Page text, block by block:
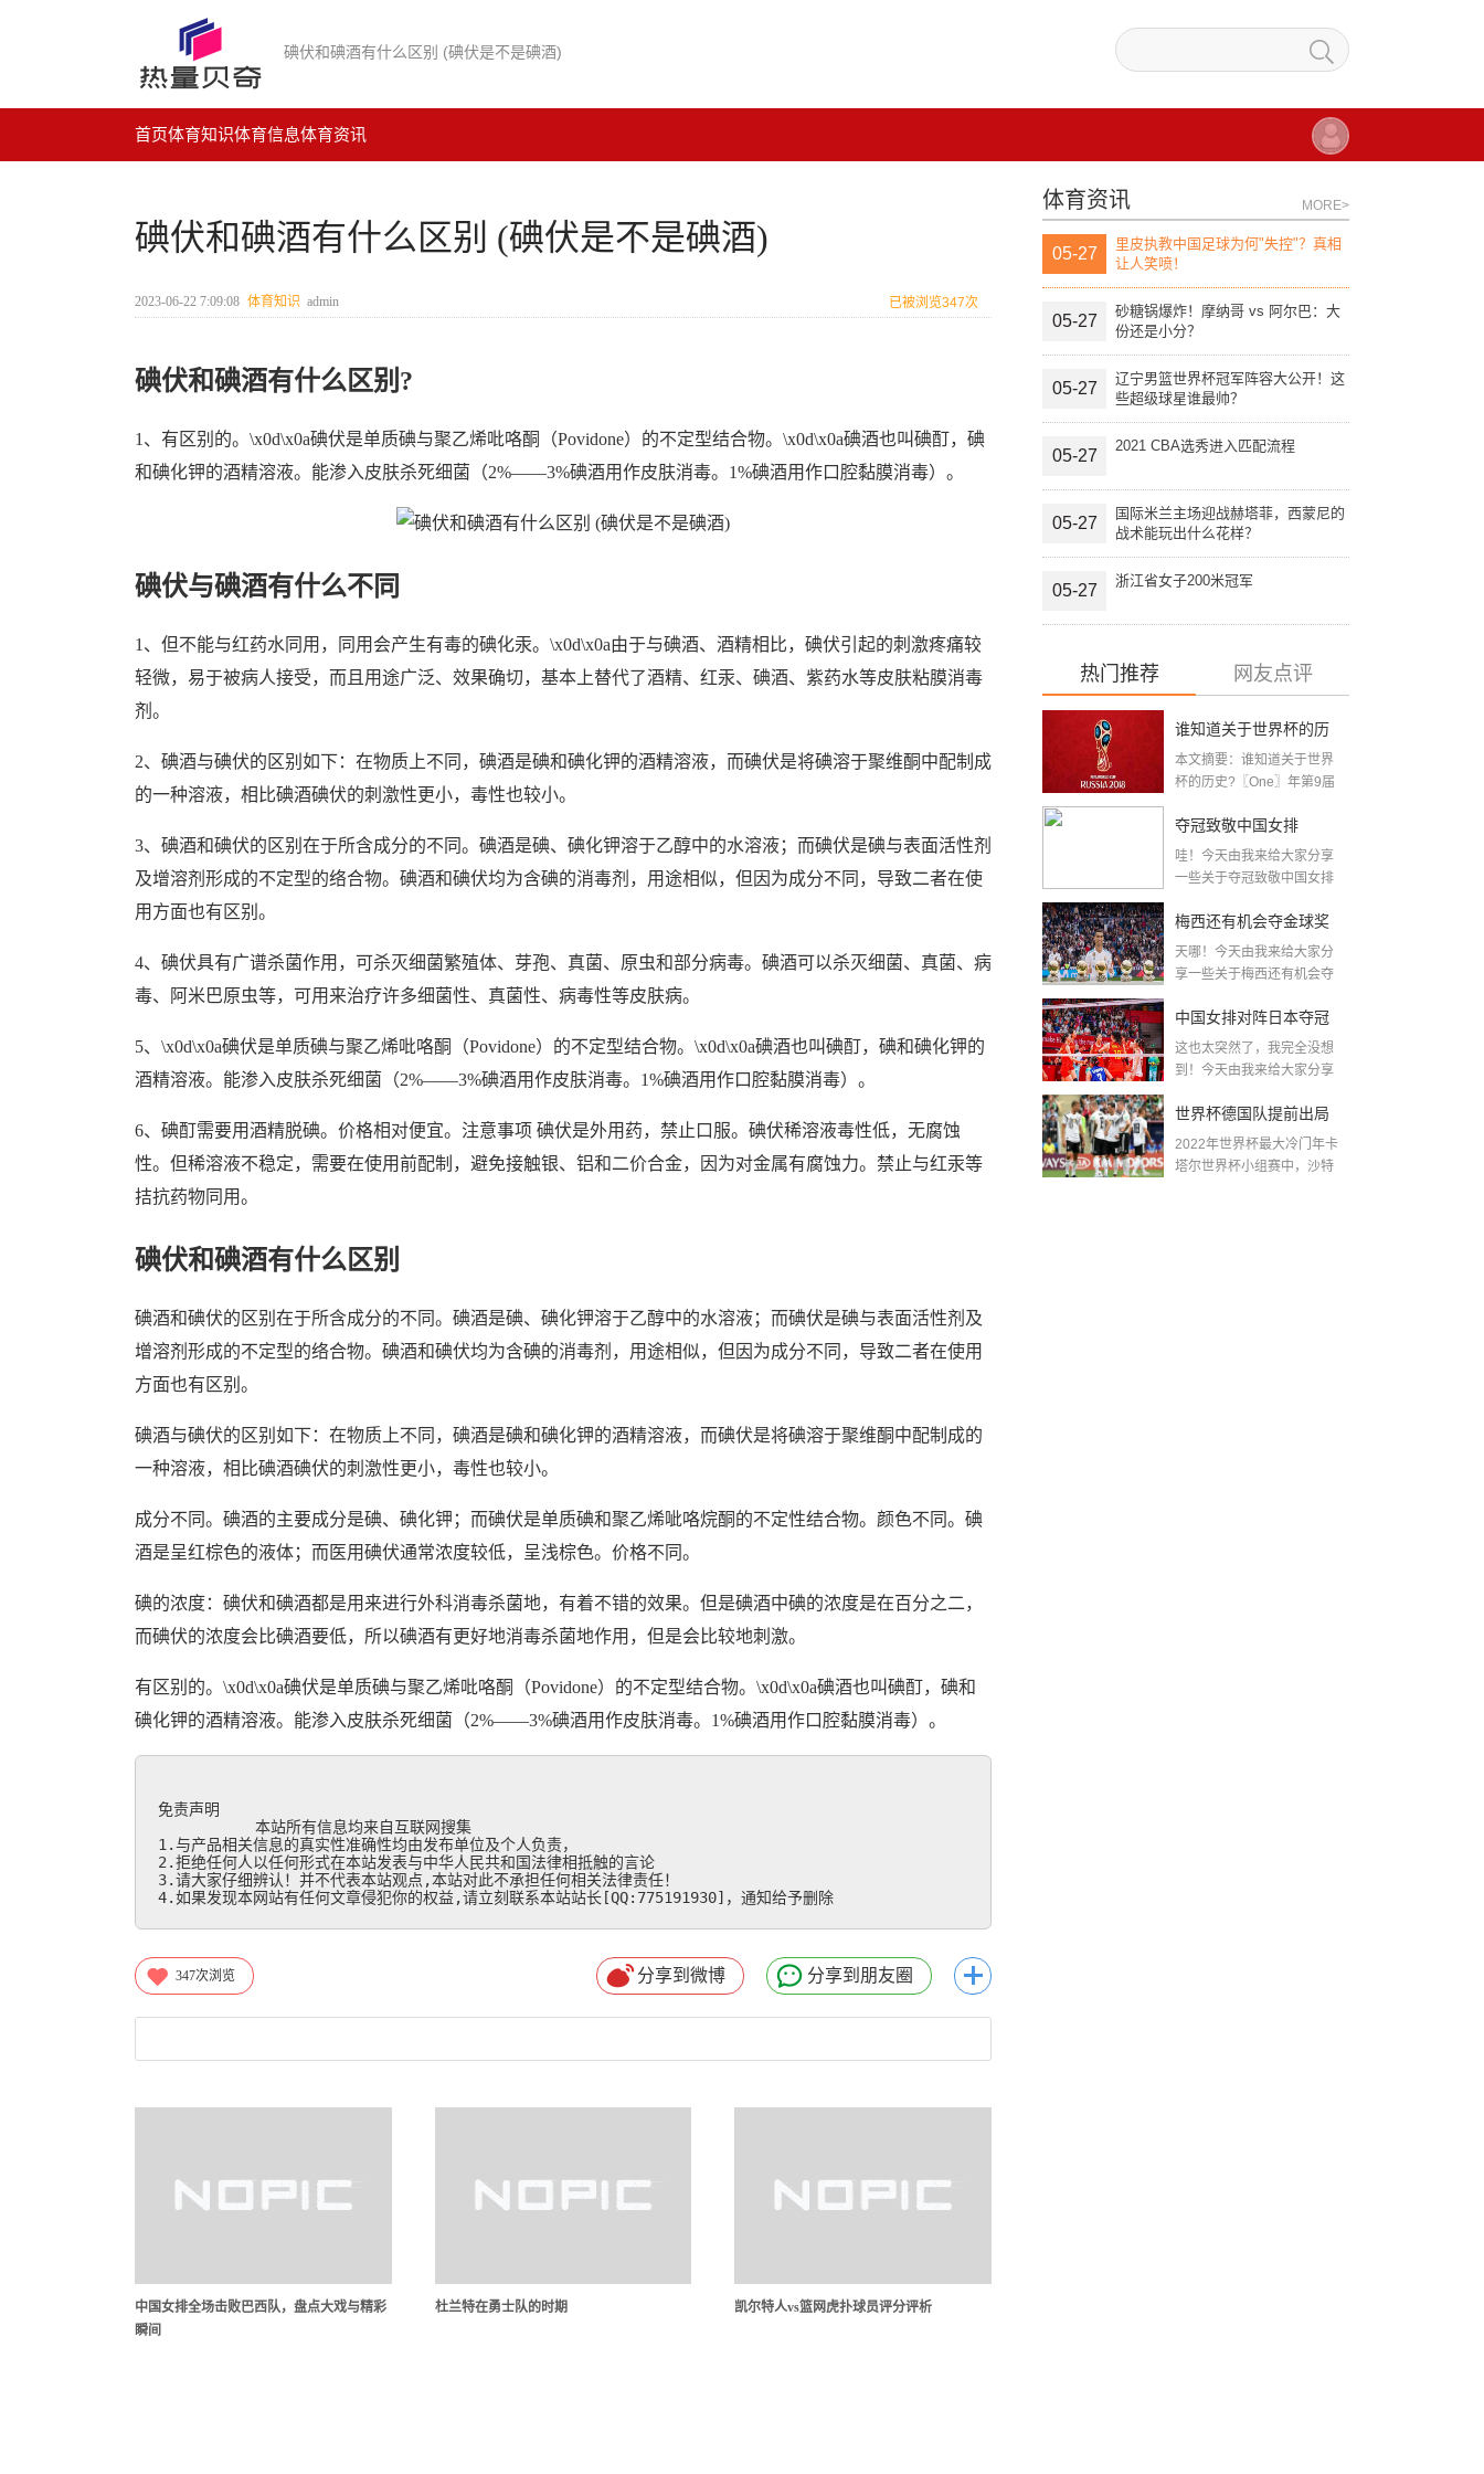
碘伏和碘酒有什么区别 (碘伏是不是碘酒)
首页体育知识体育信息体育资讯
碘伏和碘酒有什么区别 (碘伏是不是碘酒)
2023-06-22 7:09:08 体育知识 admin 已被浏览347次
碘伏和碘酒有什么区别?
1、有区别的。\x0d\x0a碘伏是单质碘与聚乙烯吡咯酮（Povidone）的不定型结合物。\x0d\x0a碘酒也叫碘酊，碘
和碘化钾的酒精溶液。能渗入皮肤杀死细菌（2%——3%碘酒用作皮肤消毒。1%碘酒用作口腔黏膜消毒）。
碘伏与碘酒有什么不同
1、但不能与红药水同用，同用会产生有毒的碘化汞。\x0d\x0a由于与碘酒、酒精相比，碘伏引起的刺激疼痛较
轻微，易于被病人接受，而且用途广泛、效果确切，基本上替代了酒精、红汞、碘酒、紫药水等皮肤粘膜消毒
剂。
2、碘酒与碘伏的区别如下：在物质上不同，碘酒是碘和碘化钾的酒精溶液，而碘伏是将碘溶于聚维酮中配制成
的一种溶液，相比碘酒碘伏的刺激性更小，毒性也较小。
3、碘酒和碘伏的区别在于所含成分的不同。碘酒是碘、碘化钾溶于乙醇中的水溶液；而碘伏是碘与表面活性剂
及增溶剂形成的不定型的络合物。碘酒和碘伏均为含碘的消毒剂，用途相似，但因为成分不同，导致二者在使
用方面也有区别。
4、碘伏具有广谱杀菌作用，可杀灭细菌繁殖体、芽孢、真菌、原虫和部分病毒。碘酒可以杀灭细菌、真菌、病
毒、阿米巴原虫等，可用来治疗许多细菌性、真菌性、病毒性等皮肤病。
5、\x0d\x0a碘伏是单质碘与聚乙烯吡咯酮（Povidone）的不定型结合物。\x0d\x0a碘酒也叫碘酊，碘和碘化钾的
酒精溶液。能渗入皮肤杀死细菌（2%——3%碘酒用作皮肤消毒。1%碘酒用作口腔黏膜消毒）。
6、碘酊需要用酒精脱碘。价格相对便宜。注意事项 碘伏是外用药，禁止口服。碘伏稀溶液毒性低，无腐蚀
性。但稀溶液不稳定，需要在使用前配制，避免接触银、铝和二价合金，因为对金属有腐蚀力。禁止与红汞等
拮抗药物同用。
碘伏和碘酒有什么区别
碘酒和碘伏的区别在于所含成分的不同。碘酒是碘、碘化钾溶于乙醇中的水溶液；而碘伏是碘与表面活性剂及
增溶剂形成的不定型的络合物。碘酒和碘伏均为含碘的消毒剂，用途相似，但因为成分不同，导致二者在使用
方面也有区别。
碘酒与碘伏的区别如下：在物质上不同，碘酒是碘和碘化钾的酒精溶液，而碘伏是将碘溶于聚维酮中配制成的
一种溶液，相比碘酒碘伏的刺激性更小，毒性也较小。
成分不同。碘酒的主要成分是碘、碘化钾；而碘伏是单质碘和聚乙烯呲咯烷酮的不定性结合物。颜色不同。碘
酒是呈红棕色的液体；而医用碘伏通常浓度较低，呈浅棕色。价格不同。
碘的浓度：碘伏和碘酒都是用来进行外科消毒杀菌地，有着不错的效果。但是碘酒中碘的浓度是在百分之二，
而碘伏的浓度会比碘酒要低，所以碘酒有更好地消毒杀菌地作用，但是会比较地刺激。
有区别的。\x0d\x0a碘伏是单质碘与聚乙烯吡咯酮（Povidone）的不定型结合物。\x0d\x0a碘酒也叫碘酊，碘和
碘化钾的酒精溶液。能渗入皮肤杀死细菌（2%——3%碘酒用作皮肤消毒。1%碘酒用作口腔黏膜消毒）。
免责声明
本站所有信息均来自互联网搜集
1.与产品相关信息的真实性准确性均由发布单位及个人负责，
2.拒绝任何人以任何形式在本站发表与中华人民共和国法律相抵触的言论
3.请大家仔细辨认！并不代表本站观点,本站对此不承担任何相关法律责任！
4.如果发现本网站有任何文章侵犯你的权益,请立刻联系本站站长[QQ:775191930]，通知给予删除
347次浏览 分享到微博 分享到朋友圈
中国女排全场击败巴西队，盘点大戏与精彩
瞬间
杜兰特在勇士队的时期 凯尔特人vs篮网虎扑球员评分评析
体育资讯 MORE>
05-27
里皮执教中国足球为何"失控"？真相
让人笑喷！
05-27
砂糖锅爆炸！摩纳哥 vs 阿尔巴：大
份还是小分？
05-27
辽宁男篮世界杯冠军阵容大公开！这
些超级球星谁最帅？
05-27
2021 CBA选秀进入匹配流程
05-27
国际米兰主场迎战赫塔菲，西蒙尼的
战术能玩出什么花样？
05-27
浙江省女子200米冠军
热门推荐 网友点评
谁知道关于世界杯的历
史 「十二月四号世界杯
本文摘要：谁知道关于世界
杯的历史?〖One〗年第9届
夺冠致敬中国女排
〖2020关于电影 夺冠 观
哇！今天由我来给大家分享
一些关于夺冠致敬中国女排
梅西还有机会夺金球奖
〖梅老七什么梗〗
天哪！今天由我来给大家分
享一些关于梅西还有机会夺
中国女排对阵日本夺冠
了吗〖中国女排3 0复仇
这也太突然了，我完全没想
到！今天由我来给大家分享
世界杯德国队提前出局
吗,2018年世界杯德国战
2022年世界杯最大冷门年卡
塔尔世界杯小组赛中，沙特